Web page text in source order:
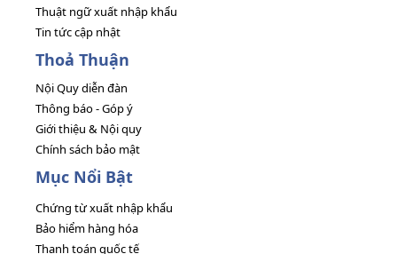
Thuật ngữ xuất nhập khẩu
Tin tức cập nhật
Thoả Thuận
Nội Quy diễn đàn
Thông báo - Góp ý
Giới thiệu & Nội quy
Chính sách bảo mật
Mục Nổi Bật
Chứng từ xuất nhập khẩu
Bảo hiểm hàng hóa
Thanh toán quốc tế